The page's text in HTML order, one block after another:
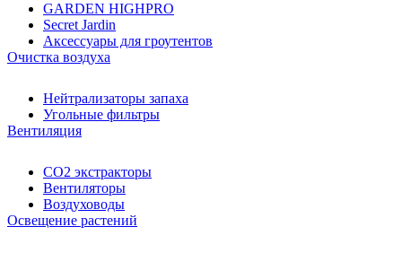
GARDEN HIGHPRO
Secret Jardin
Аксессуары для гроутентов
Очистка воздуха
Нейтрализаторы запаха
Угольные фильтры
Вентиляция
CO2 экстракторы
Вентиляторы
Воздуховоды
Освещение растений